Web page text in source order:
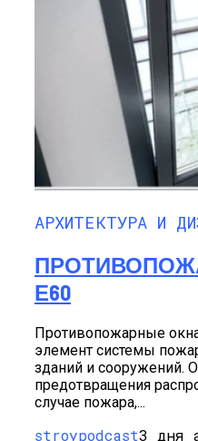
АРХИТЕКТУРА И
Е60
Противопожарные
элемент системы
зданий и сооружений.
предотвращения
случае пожара,...
stroypodcast3 дня